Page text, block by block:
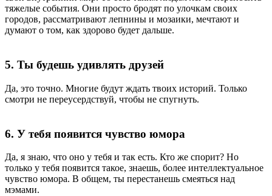
тяжелые события. Они просто бродят по улочкам своих
городов, рассматривают лепнины и мозаики, мечтают и
думают о том, как здорово будет дальше.
5. Ты будешь удивлять друзей
Да, это точно. Многие будут ждать твоих историй. Только
смотри не переусердствуй, чтобы не спугнуть.
6. У тебя появится чувство юмора
Да, я знаю, что оно у тебя и так есть. Кто же спорит? Но
только у тебя появится такое, знаешь, более интеллектуальное
чувство юмора. В общем, ты перестанешь смеяться над
мэмами.